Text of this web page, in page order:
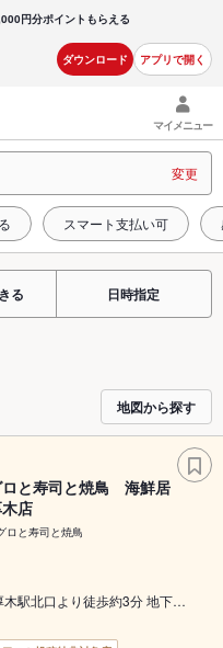
円分ポイントもらえる
ダウンロード アプリで開く
マイメニュー
変更
スマート支払い可
る 日時指定
地図から探す
と寿司と焼鳥 海鮮居
店
ロと寿司と焼鳥
木駅北口より徒歩約3分 地下…